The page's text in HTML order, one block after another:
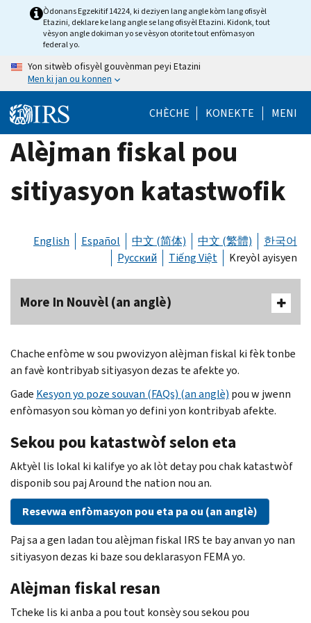
Òdonans Egzekitif 14224, ki deziyen lang angle kòm lang ofisyèl
Etazini, deklare ke lang angle se lang ofisyèl Etazini. Kidonk, tout
vèsyon angle dokiman yo se vèsyon otorite tout enfòmasyon
federal yo.
Yon sitwèb ofisyèl gouvènman peyi Etazini
Men ki jan ou konnen
CHÈCHE KONEKTE MENI
Alèjman fiskal pou
sitiyasyon katastwofik
English Español 中文 (简体) 中文 (繁體)
한국어
Русский
Tiếng Việt Kreyòl ayisyen
More In Nouvèl (an anglè)
Chache enfòme w sou pwovizyon alèjman fiskal ki fèk tonbe
an favè kontribyab sitiyasyon dezas te afekte yo.
Gade Kesyon yo poze souvan (FAQs) (an anglè) pou w jwenn
enfòmasyon sou kòman yo defini yon kontribyab afekte.
Sekou pou katastwòf selon eta
Aktyèl lis lokal ki kalifye yo ak lòt detay pou chak katastwòf
disponib sou pajAround the nation nou an.
Resevwa enfòmasyon pou eta pa ou (an anglè)
Paj sa a gen ladan tou alèjman fiskal IRS te bay anvan yo nan
sitiyasyon dezas ki baze sou deklarasyon FEMA yo.
Alèjman fiskal resan
Tcheke lis ki anba a pou tout konsèy sou sekou pou